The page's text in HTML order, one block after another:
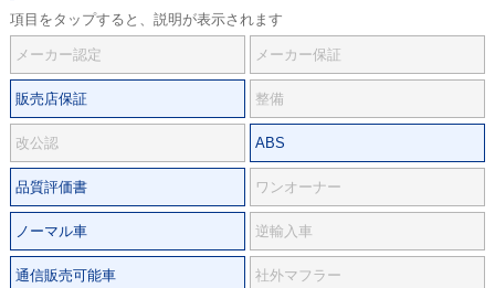
項目をタップすると、説明が表示されます
メーカー認定 メーカー保証
販売店保証 整備
改公認 ABS
品質評価書 ワンオーナー
ノーマル車 逆輸入車
通信販売可能車 社外マフラー